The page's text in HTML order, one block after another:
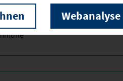
200 *